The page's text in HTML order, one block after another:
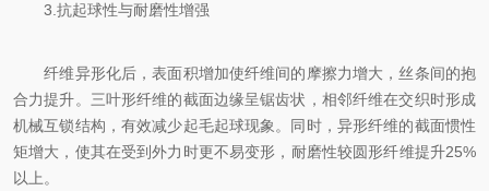
3.抗起球性与耐磨性增强
纤维异形化后，表面积增加使纤维间的摩擦力增大，丝条间的抱
合力提升。三叶形纤维的截面边缘呈锯齿状，相邻纤维在交织时形成
机械互锁结构，有效减少起毛起球现象。同时，异形纤维的截面惯性
矩增大，使其在受到外力时更不易变形，耐磨性较圆形纤维提升25%
以上。